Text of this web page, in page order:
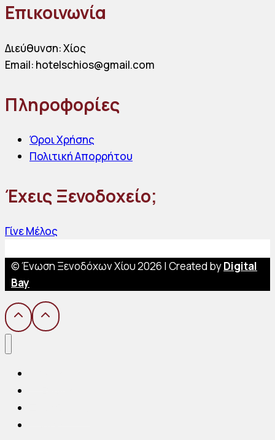
Επικοινωνία
Διεύθυνση: Χίος
Email: hotelschios@gmail.com
Πληροφορίες
Όροι Χρήσης
Πολιτική Απορρήτου
Έχεις Ξενοδοχείο;
Γίνε Μέλος
© Ένωση Ξενοδόχων Χίου 2026 | Created byDigital
Bay